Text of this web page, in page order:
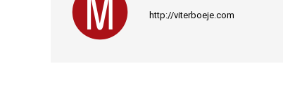
http://viterboeje.com